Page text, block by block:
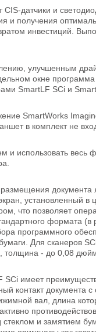
датчики и
и получения
инвестиций.
улучшенным
окне
SmartLF SCi и
SmartWorks
в комплект не
и использовать весь
документа
установленный в
что позволяет
формата
программного
Для сканеров
толщина - до 0,08
SCi имеет
контакт документа с
вал, длина
и замятием